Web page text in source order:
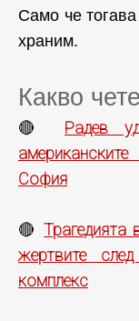
Само че
храним.
Какво
🔴 Радев
София
🔴Трагедията
жертвите
комплекс